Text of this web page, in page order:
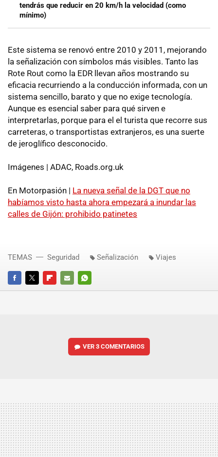
tendrás que reducir en 20 km/h la velocidad (como
mínimo)
Este sistema se renovó entre 2010 y 2011, mejorando
la señalización con símbolos más visibles. Tanto las
Rote Rout como la EDR llevan años mostrando su
eficacia recurriendo a la conducción informada, con un
sistema sencillo, barato y que no exige tecnología.
Aunque es esencial saber para qué sirven e
interpretarlas, porque para el el turista que recorre sus
carreteras, o transportistas extranjeros, es una suerte
de jeroglífico desconocido.
Imágenes | ADAC, Roads.org.uk
En Motorpasión | La nueva señal de la DGT que no
habíamos visto hasta ahora empezará a inundar las
calles de Gijón: prohibido patinetes
FACEBOOKTWITTERFLIPBOARD
E-
WHATSAPP
TEMAS Seguridad Señalización Viajes
VER3 COMENTARIOS